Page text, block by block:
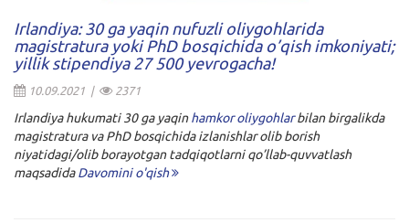
Irlandiya: 30 ga yaqin nufuzli oliygohlarida
magistratura yoki PhD bosqichida o’qish imkoniyati;
yillik stipendiya 27 500 yevrogacha!
10.09.2021 | 2371
Irlandiya hukumati 30 ga yaqinhamkor oliygohlarbilan birgalikda
magistratura va PhDbosqichida izlanishlar olib borish
niyatidagi/olib borayotgan tadqiqotlarni qo’llab-quvvatlash
maqsadidaDavomini o'qish